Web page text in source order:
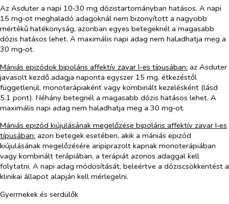
Az Asduter a napi 10‑30 mg dózistartományban hatásos. A napi
15 mg‑ot meghaladó adagoknál nem bizonyított a nagyobb
mértékű hatékonyság, azonban egyes betegeknél a magasabb
dózis hatásos lehet. A maximális napi adag nem haladhatja meg a
30 mg‑ot.
Mániás epizódok bipoláris affektív zavar I-es típusában: az Asduter
javasolt kezdő adagja naponta egyszer 15 mg, étkezéstől
függetlenül, monoterápiaként vagy kombinált kezelésként (lásd
5.1 pont). Néhány betegnél a magasabb dózis hatásos lehet. A
maximális napi adag nem haladhatja meg a 30 mg‑ot.
Mániás epizód kiújulásának megelőzése bipoláris affektív zavar I‑es
típusában: azon betegek esetében, akik a mániás epizód
kiújulásának megelőzésére aripiprazolt kapnak monoterápiában
vagy kombinált terápiában, a terápiát azonos adaggal kell
folytatni. A napi adag módosítását, beleértve a dóziscsökkentést a
klinikai állapot alapján kell mérlegelni.
Gyermekek és serdülők